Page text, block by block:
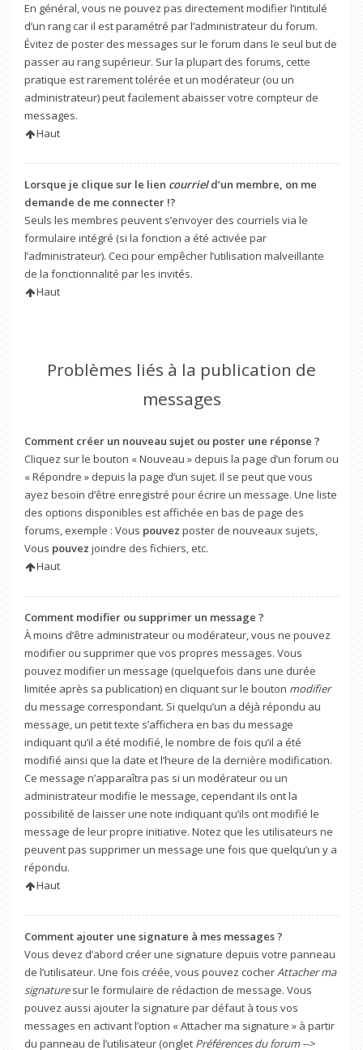
En général, vous ne pouvez pas directement modifier l’intitulé
d’un rang car il est paramétré par l’administrateur du forum.
Évitez de poster des messages sur le forum dans le seul but de
passer au rang supérieur. Sur la plupart des forums, cette
pratique est rarement tolérée et un modérateur (ou un
administrateur) peut facilement abaisser votre compteur de
messages.
Haut
Lorsque je clique sur le lien courrield’un membre, on me
demande de me connecter !?
Seuls les membres peuvent s’envoyer des courriels via le
formulaire intégré (si la fonction a été activée par
l’administrateur). Ceci pour empêcher l’utilisation malveillante
de la fonctionnalité par les invités.
Haut
Problèmes liés à la publication de
messages
Comment créer un nouveau sujet ou poster une réponse ?
Cliquez sur le bouton « Nouveau » depuis la page d’un forum ou
« Répondre » depuis la page d’un sujet. Il se peut que vous
ayez besoin d’être enregistré pour écrire un message. Une liste
des options disponibles est affichée en bas de page des
forums, exemple : Vous pouvez poster de nouveaux sujets,
Vous pouvez joindre des fichiers, etc.
Haut
Comment modifier ou supprimer un message ?
À moins d’être administrateur ou modérateur, vous ne pouvez
modifier ou supprimer que vos propres messages. Vous
pouvez modifier un message (quelquefois dans une durée
limitée après sa publication) en cliquant sur le bouton modifier
du message correspondant. Si quelqu’un a déjà répondu au
message, un petit texte s’affichera en bas du message
indiquant qu’il a été modifié, le nombre de fois qu’il a été
modifié ainsi que la date et l’heure de la dernière modification.
Ce message n’apparaîtra pas si un modérateur ou un
administrateur modifie le message, cependant ils ont la
possibilité de laisser une note indiquant qu’ils ont modifié le
message de leur propre initiative. Notez que les utilisateurs ne
peuvent pas supprimer un message une fois que quelqu’un y a
répondu.
Haut
Comment ajouter une signature à mes messages ?
Vous devez d’abord créer une signature depuis votre panneau
de l’utilisateur. Une fois créée, vous pouvez cocherAttacher ma
signaturesur le formulaire de rédaction de message. Vous
pouvez aussi ajouter la signature par défaut à tous vos
messages en activant l’option « Attacher ma signature » à partir
du panneau de l’utilisateur (onglet Préférences du forum -->